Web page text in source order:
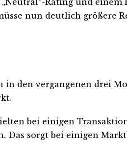
Rating und einem
nun deutlich größere
in den vergangenen drei
bei einigen
Das sorgt bei einigen